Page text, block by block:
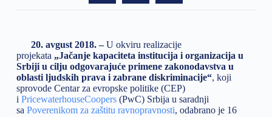
20. avgust 2018. –U okviru realizacije
projekata „Jačanje kapaciteta institucija i organizacija u
Srbiji u cilju odgovarajuće primene zakonodavstva u
oblasti ljudskih prava i zabrane diskriminacije“, koji
sprovode Centar za evropske politike (CEP)
i PricewaterhouseCoopers(PwC) Srbija u saradnji
sa Poverenikom za zaštitu ravnopravnosti, odabrano je 16